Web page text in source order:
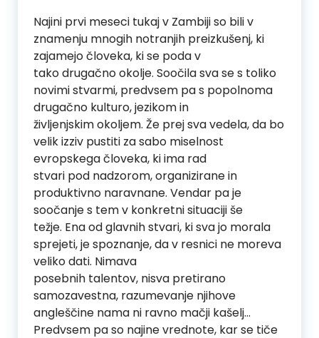
Najini prvi meseci tukaj v Zambiji so bili v
znamenju mnogih notranjih preizkušenj, ki
zajamejo človeka, ki se poda v
tako drugačno okolje. Soočila sva se s toliko
novimi stvarmi, predvsem pa s popolnoma
drugačno kulturo, jezikom in
življenjskim okoljem. Že prej sva vedela, da bo
velik izziv pustiti za sabo miselnost
evropskega človeka, ki ima rad
stvari pod nadzorom, organizirane in
produktivno naravnane. Vendar pa je
soočanje s tem v konkretni situaciji še
težje. Ena od glavnih stvari, ki sva jo morala
sprejeti, je spoznanje, da v resnici ne moreva
veliko dati. Nimava
posebnih talentov, nisva pretirano
samozavestna, razumevanje njihove
angleščine nama ni ravno mačji kašelj…
Predvsem pa so najine vrednote, kar se tiče